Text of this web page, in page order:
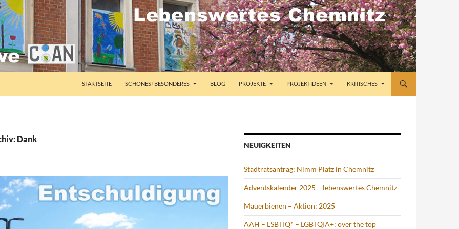
STARTSEITE SCHÖNES+BESONDERES BLOG PROJEKTE PROJEKTIDEEN KRITISCHES
Dank
NEUIGKEITEN
Stadtratsantrag: Nimm Platz in Chemnitz
Adventskalender 2025 – lebenswertes Chemnitz
Mauerbienen – Aktion: 2025
AAH – LSBTIQ* – LGBTQIA+: over the top